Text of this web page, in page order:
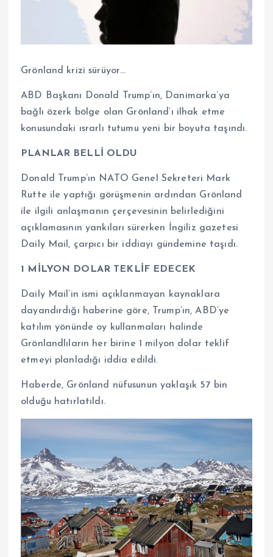
Grönland krizi sürüyor…
ABD Başkanı Donald Trump’ın, Danimarka’ya
bağlı özerk bölge olan Grönland’ı ilhak etme
konusundaki ısrarlı tutumu yeni bir boyuta taşındı.
PLANLAR BELLİ OLDU
Donald Trump’ın NATO Genel Sekreteri Mark
Rutte ile yaptığı görüşmenin ardından Grönland
ile ilgili anlaşmanın çerçevesinin belirlediğini
açıklamasının yankıları sürerken İngiliz gazetesi
Daily Mail, çarpıcı bir iddiayı gündemine taşıdı.
1 MİLYON DOLAR TEKLİF EDECEK
Daily Mail’in ismi açıklanmayan kaynaklara
dayandırdığı haberine göre, Trump’ın, ABD’ye
katılım yönünde oy kullanmaları halinde
Grönlandlıların her birine 1 milyon dolar teklif
etmeyi planladığı iddia edildi.
Haberde, Grönland nüfusunun yaklaşık 57 bin
olduğu hatırlatıldı.